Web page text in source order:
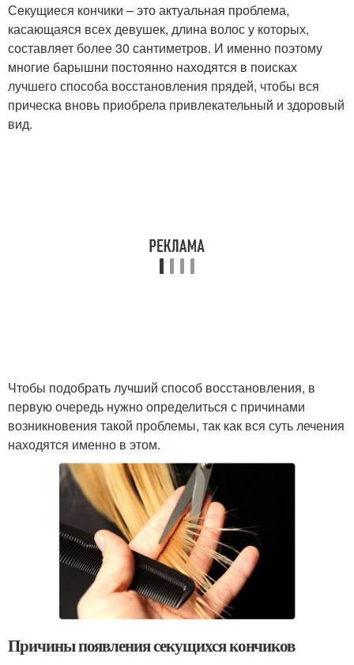
Секущиеся кончики – это актуальная проблема,
касающаяся всех девушек, длина волос у которых,
составляет более 30 сантиметров. И именно поэтому
многие барышни постоянно находятся в поисках
лучшего способа восстановления прядей, чтобы вся
прическа вновь приобрела привлекательный и здоровый
вид.
Чтобы подобрать лучший способ восстановления, в
первую очередь нужно определиться с причинами
возникновения такой проблемы, так как вся суть лечения
находятся именно в этом.
Причины появления секущихся кончиков